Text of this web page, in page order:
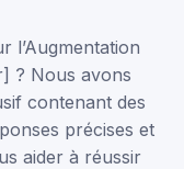
l’Augmentation
? Nous avons
contenant des
précises et
aider à réussir